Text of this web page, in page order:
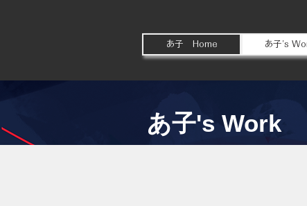
あ子 Home あ子's
​あ子's Work